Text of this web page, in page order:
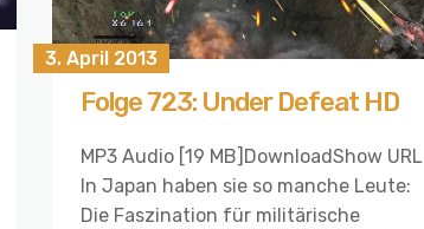
3. April 2013
Folge 723: Under Defeat HD
MP3 Audio [19 MB]DownloadShow URL
In Japan haben sie so manche Leute:
Die Faszination für militärische